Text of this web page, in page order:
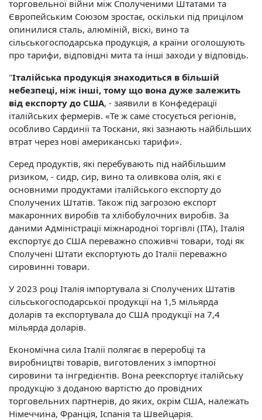
торговельної війни між Сполученими Штатами та
Європейським Союзом зростає, оскільки під прицілом
опинилися сталь, алюміній, віскі, вино та
сільськогосподарська продукція, а країни оголошують
про тарифи, відповідні мита та інші заходи у відповідь.
"Італійська продукція знаходиться в більшій
небезпеці, ніж інші, тому що вона дуже залежить
від експорту до США, - заявили в Конфедерації
італійських фермерів. «Те ж саме стосується регіонів,
особливо Сардинії та Тоскани, які зазнають найбільших
втрат через нові американські тарифи».
Серед продуктів, які перебувають під найбільшим
ризиком, - сидр, сир, вино та оливкова олія, які є
основними продуктами італійського експорту до
Сполучених Штатів. Також під загрозою експорт
макаронних виробів та хлібобулочних виробів. За
даними Адміністрації міжнародної торгівлі (ITA), Італія
експортує до США переважно споживчі товари, тоді як
Сполучені Штати експортують до Італії переважно
сировинні товари.
У 2023 році Італія імпортувала зі Сполучених Штатів
сільськогосподарської продукції на 1,5 мільярда
доларів та експортувала до США продукції на 7,4
мільярда доларів.
Економічна сила Італії полягає в переробці та
виробництві товарів, виготовлених з імпортної
сировини та інгредієнтів. Вона реекспортує італійську
продукцію з доданою вартістю до провідних
торговельних партнерів, до яких, окрім США, належать
Німеччина, Франція, Іспанія та Швейцарія.